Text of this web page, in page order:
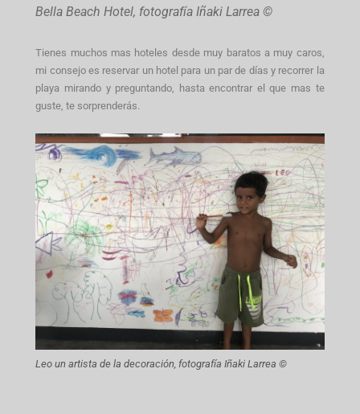
Bella Beach Hotel, fotografía Iñaki Larrea ©
Tienes muchos mas hoteles desde muy baratos a muy caros,
mi consejo es reservar un hotel para un par de días y recorrer la
playa mirando y preguntando, hasta encontrar el que mas te
guste, te sorprenderás.
Leo un artista de la decoración, fotografía Iñaki Larrea ©